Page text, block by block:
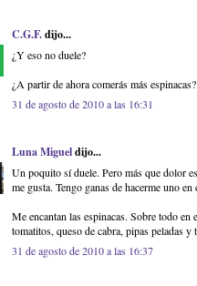
C.G.F.dijo...
¿Y eso no duele?
¿A partir de ahora comerás más espinacas?
31 de agosto de 2010 a las 16:31
Luna Migueldijo...
Un poquito sí duele. Pero más que dolor
me gusta. Tengo ganas de hacerme uno
Me encantan las espinacas. Sobre todo en
tomatitos, queso de cabra, pipas peladas
31 de agosto de 2010 a las 16:37